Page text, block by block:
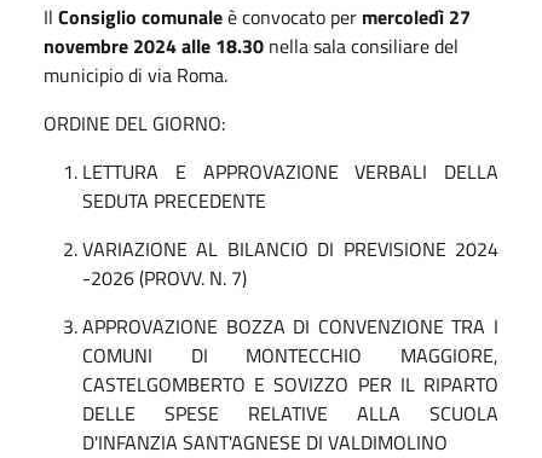
Il Consiglio comunaleè convocato per mercoledì 27
novembre 2024 alle 18.30 nella sala consiliare del
municipio di via Roma.
ORDINE DEL GIORNO:
LETTURA E APPROVAZIONE VERBALI DELLA
SEDUTA PRECEDENTE
VARIAZIONE AL BILANCIO DI PREVISIONE 2024
-2026 (PROVV. N. 7)
APPROVAZIONE BOZZA DI CONVENZIONE TRA I
COMUNI DI MONTECCHIO MAGGIORE,
CASTELGOMBERTO E SOVIZZO PER IL RIPARTO
DELLE SPESE RELATIVE ALLA SCUOLA
D'INFANZIA SANT'AGNESE DI VALDIMOLINO